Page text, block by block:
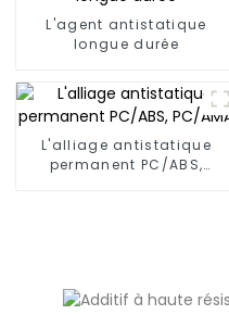
L'agent antistatique
longue durée
L'alliage antistatique
permanent PC/ABS,